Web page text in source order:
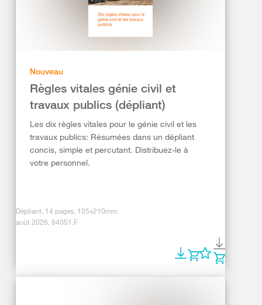
Nouveau
Règles vitales génie civil et
travaux publics (dépliant)
Les dix règles vitales pour le génie civil et les
travaux publics: Résumées dans un dépliant
concis, simple et percutant. Distribuez-le à
votre personnel.
Dépliant, 14 pages, 105x210mm
août 2026, 84051.F